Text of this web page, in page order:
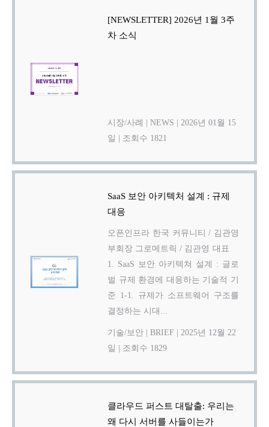
[NEWSLETTER] 2026년 1월 3주
차 소식
시장/사례 NEWS
2026년 01월 15
일
조회수 1821
SaaS 보안 아키텍처 설계 : 규제
대응
오픈인프라 한국 커뮤니티 / 김관영
부회장 그로메트릭 / 김관영 대표
1. SaaS 보안 아키텍쳐 설계 : 글로
벌 규제 환경에 대응하는 기술적 기
준 1-1. 규제가 소프트웨어 구조를
결정하는 시대...
기술/보안 BRIEF
2025년 12월 22
일
조회수 1829
클라우드 퍼스트 대탈출: 우리는
왜 다시 서버를 사들이는가